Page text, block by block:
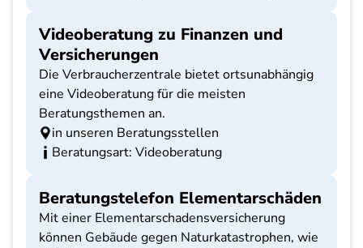
Videoberatung zu Finanzen und
Versicherungen
Die Verbraucherzentrale bietet ortsunabhängig
eine Videoberatung für die meisten
Beratungsthemen an.
in unseren Beratungsstellen
Beratungsart: Videoberatung
Beratungstelefon Elementarschäden
Mit einer Elementarschadensversicherung
können Gebäude gegen Naturkatastrophen, wie